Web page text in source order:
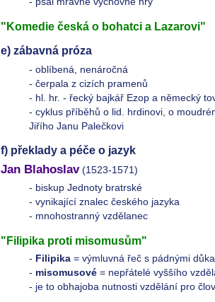
"Komedie česká o bohatci a Lazarovi"
e) zábavná próza
- oblíbená, nenáročná
- čerpala z cizích pramenů
- hl. hr. - řecký bajkář Ezop a německý
- cyklus příběhů o lid. hrdinovi, o
Jiřího Janu Palečkovi
f) překlady a péče o jazyk
Jan Blahoslav(1523-1571)
- biskup Jednoty bratrské
- vynikající znalec českého jazyka
- mnohostranný vzdělanec
"Filipika proti misomusům"
- Filipika = výmluvná řeč s pádnými
- misomusové = nepřátelé vyššího
- je to obhajoba nutnosti vzdělání pro